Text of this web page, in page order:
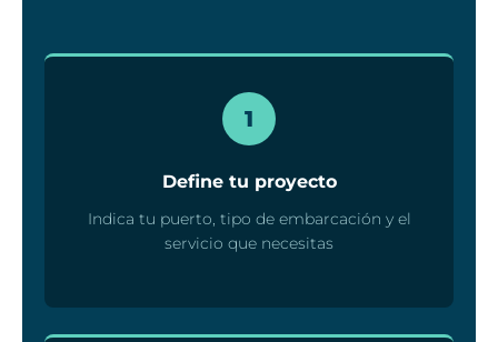
1
Define tu proyecto
Indica tu puerto, tipo de embarcación y el
servicio que necesitas